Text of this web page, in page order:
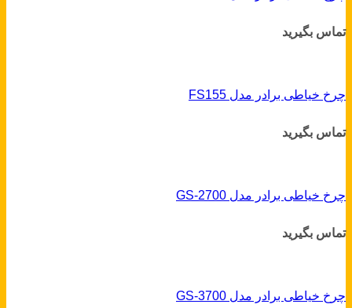
تماس بگیرید
چرخ خیاطی برادر مدل FS155
تماس بگیرید
چرخ خیاطی برادر مدل GS-2700
تماس بگیرید
چرخ خیاطی برادر مدل GS-3700